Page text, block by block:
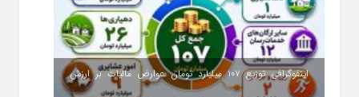
اینفوگرافی توزیع ۱۰۷ میلیارد تومان عوارض مالیات بر ارزش